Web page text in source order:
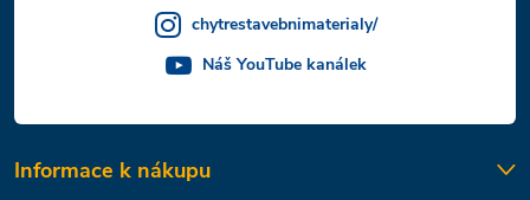
chytrestavebnimaterialy/
Náš YouTube kanálek
Informace k nákupu